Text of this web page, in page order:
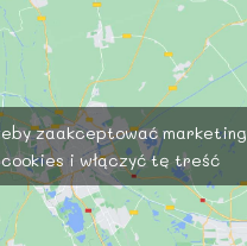
zaakceptować marketing
i włączyć tę treść